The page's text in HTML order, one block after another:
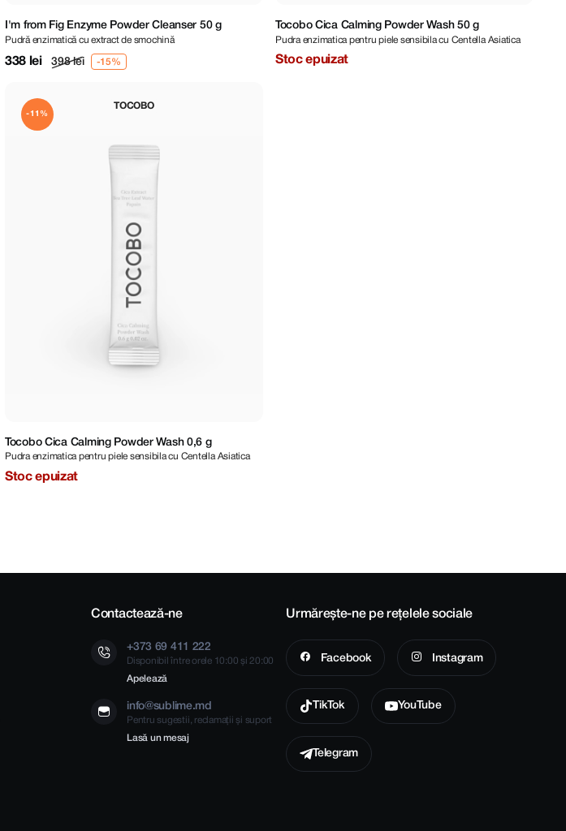
I'm from Fig Enzyme Powder Cleanser 50 g
Pudră enzimatică cu extract de smochină
338 lei 398 lei
Tocobo Cica Calming Powder Wash 50 g
Pudra enzimatica pentru piele sensibila cu Centella Asiatica
Stoc epuizat
TOCOBO
-11%
Tocobo Cica Calming Powder Wash 0,6 g
Pudra enzimatica pentru piele sensibila cu Centella Asiatica
Stoc epuizat
Contactează-ne
+373 69 411 222
Disponibil între orele 10:00 și 20:00
Apelează
info@sublime.md
Pentru sugestii, reclamații și suport
Lasă un mesaj
Urmărește-ne pe rețelele sociale
Facebook Instagram
TikTok YouTube
Telegram